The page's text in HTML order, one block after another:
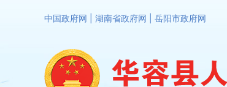
中国政府网 湖南省政府网 岳阳市政府网